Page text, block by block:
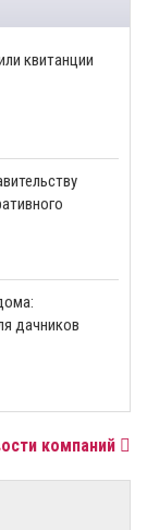
квитанции
дачников
компаний